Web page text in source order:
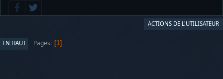
ACTIONS DE L'UTILISATEUR
EN HAUT Pages 1